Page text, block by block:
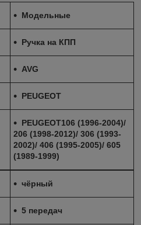
Модельные
Ручка на КПП
AVG
PEUGEOT
PEUGEOT106 (1996-2004)/
206 (1998-2012)/ 306 (1993-
2002)/ 406 (1995-2005)/ 605
(1989-1999)
чёрный
5 передач